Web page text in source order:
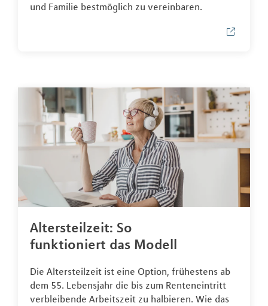
und Familie bestmöglich zu vereinbaren.
Altersteilzeit: So
funktioniert das Modell
Die Altersteilzeit ist eine Option, frühestens ab
dem 55. Lebensjahr die bis zum Renteneintritt
verbleibende Arbeitszeit zu halbieren. Wie das